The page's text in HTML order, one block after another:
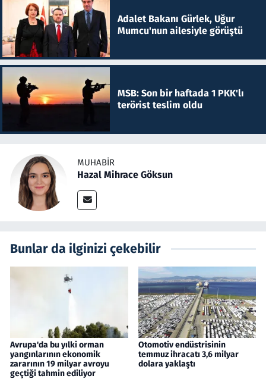
Adalet Bakanı Gürlek, Uğur
Mumcu'nun ailesiyle görüştü
MSB: Son bir haftada 1 PKK'lı
terörist teslim oldu
MUHABIR
Hazal Mihrace Göksun
Bunlar da ilginizi çekebilir
Avrupa'da bu yılki orman
yangınlarının ekonomik
zararının 19 milyar avroyu
geçtiği tahmin ediliyor
Otomotiv endüstrisinin
temmuz ihracatı 3,6 milyar
dolara yaklaştı